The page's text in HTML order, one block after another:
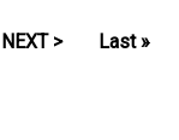
NEXT > Last »